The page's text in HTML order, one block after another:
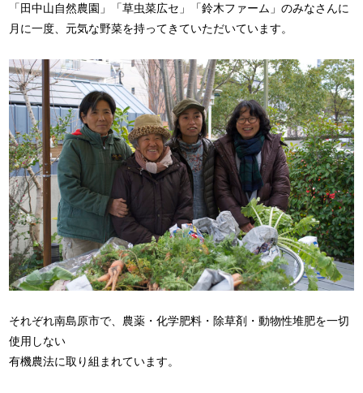
「田中山自然農園」「草虫菜広セ」「鈴木ファーム」のみなさんに
月に一度、元気な野菜を持ってきていただいています。
それぞれ南島原市で、農薬・化学肥料・除草剤・動物性堆肥を一切
使用しない
有機農法に取り組まれています。